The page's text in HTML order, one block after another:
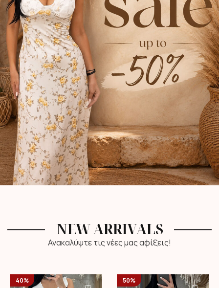
NEW ARRIVALS
Ανακαλύψτε τις νέες μας αφίξεις!
40% 50%